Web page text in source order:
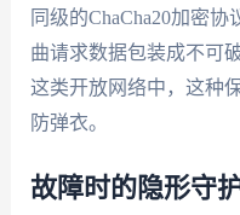
同级的ChaCha20加密
曲请求数据包装成不可
这类开放网络中，这种
防弹衣。
故障时的隐形守